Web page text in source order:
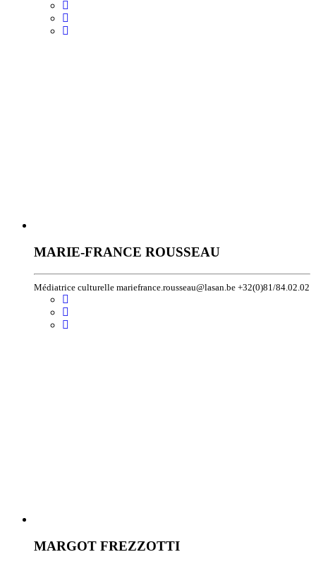
MARIE-FRANCE ROUSSEAU
Médiatrice culturelle mariefrance.rousseau@lasan.be +32(0)81/84.02.02
MARGOT FREZZOTTI